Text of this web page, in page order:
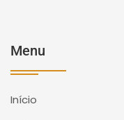
Menu
Início